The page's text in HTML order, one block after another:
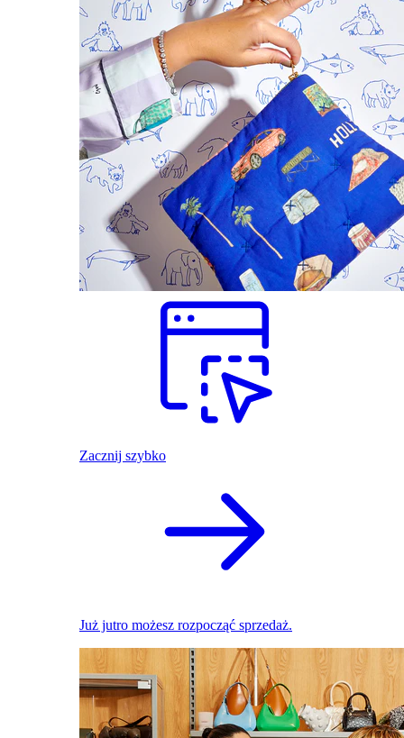
Zacznij szybko
Już jutro możesz rozpocząć sprzedaż.